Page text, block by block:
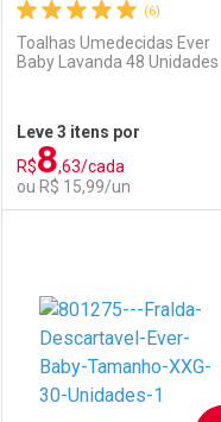
Comprar sem Desconto
Por R$ 44,37/cada
Comprar sem Desconto
Por R$ 44,37/cada
(6)
Toalhas Umedecidas Ever
Baby Lavanda 48 Unidades
Leve 3 itens por
R$8,63/cada
ou R$ 15,99/un
Laboratório
Por Menos